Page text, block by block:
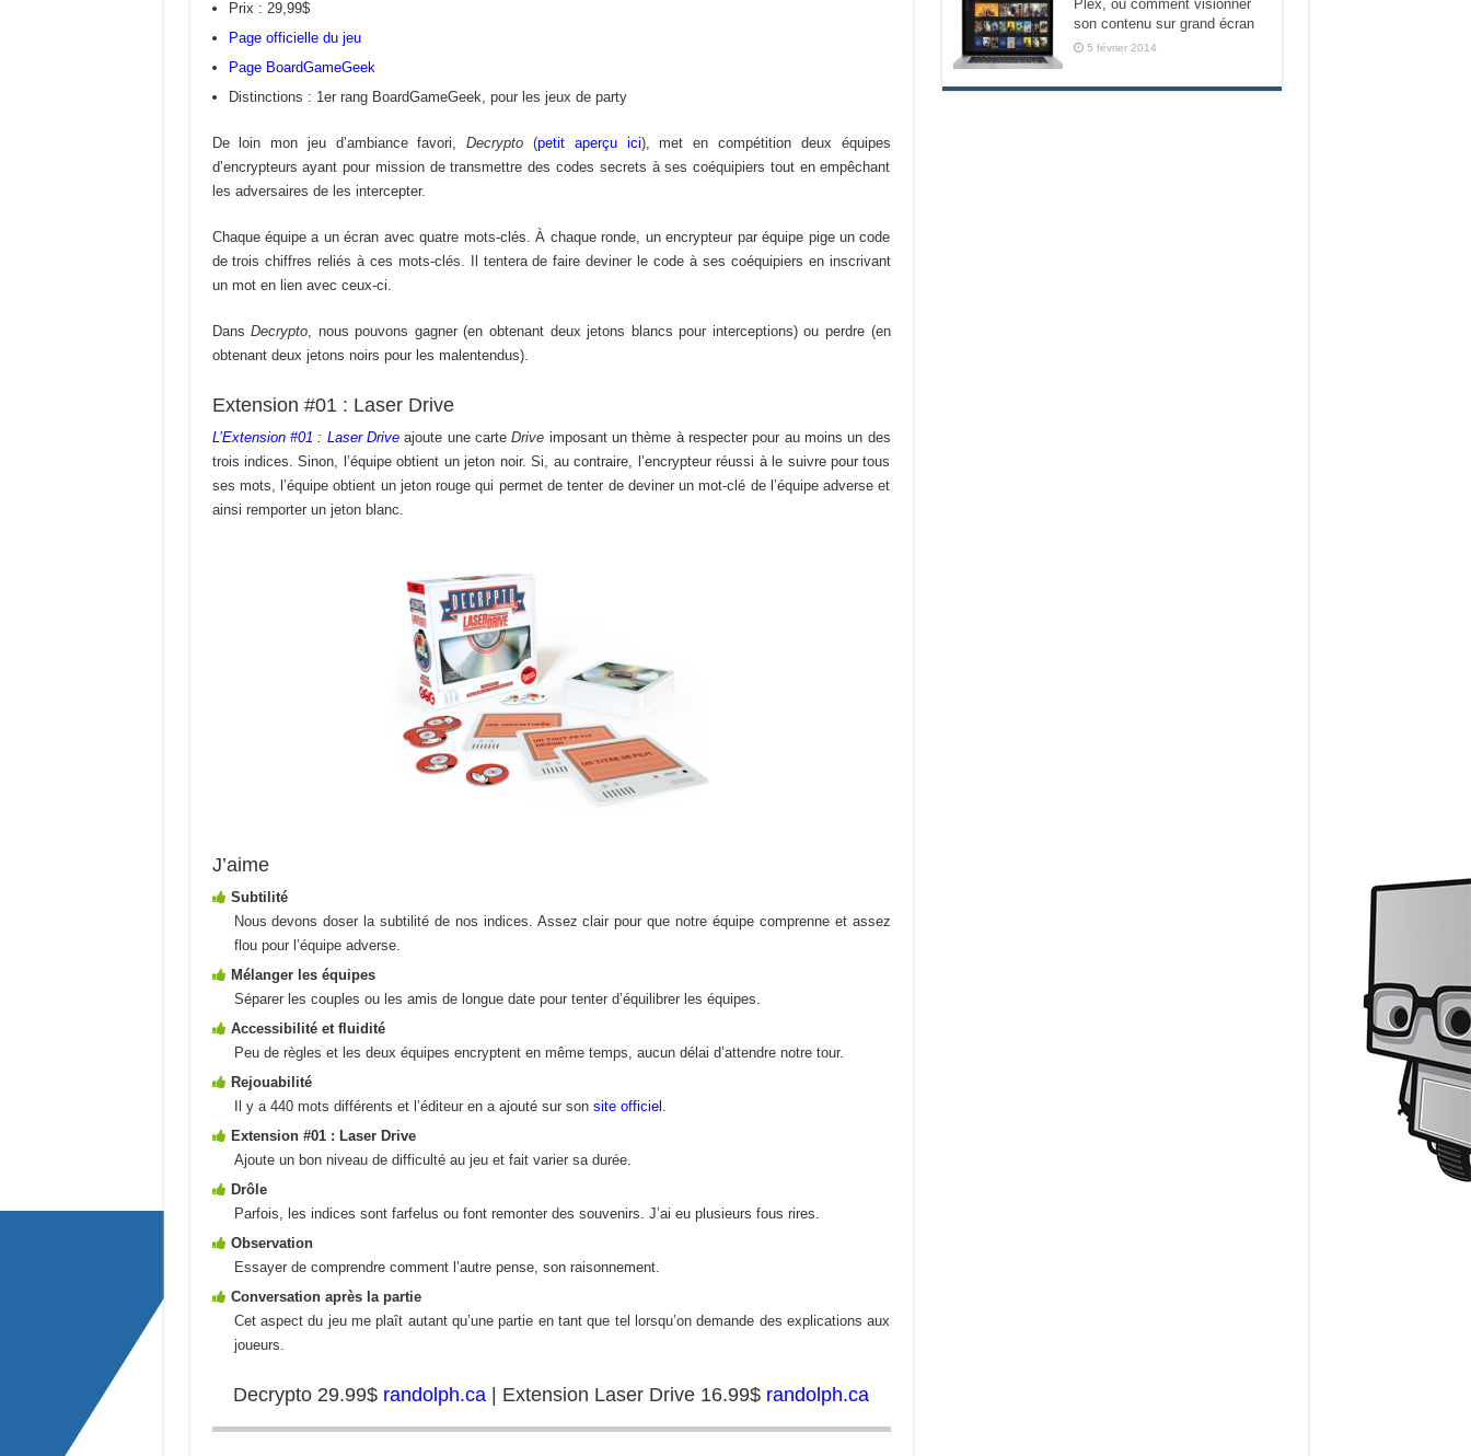
Prix : 29,99$
Page officielle du jeu
Page BoardGameGeek
Distinctions : 1er rang BoardGameGeek, pour les jeux de party
De loin mon jeu d’ambiance favori,Decrypto(petit aperçu ici), met en compétition deux équipes
d’encrypteurs ayant pour mission de transmettre des codes secrets à ses coéquipiers tout en empêchant
les adversaires de les intercepter.
Chaque équipe a un écran avec quatre mots-clés. À chaque ronde, un encrypteur par équipe pige un code
de trois chiffres reliés à ces mots-clés. Il tentera de faire deviner le code à ses coéquipiers en inscrivant
un mot en lien avec ceux-ci.
DansDecrypto, nous pouvons gagner (en obtenant deux jetons blancs pour interceptions) ou perdre (en
obtenant deux jetons noirs pour les malentendus).
Extension #01 : Laser Drive
L’Extension #01 : Laser Driveajoute une carteDrive imposant un thème à respecter pour au moins un des
trois indices. Sinon, l’équipe obtient un jeton noir. Si, au contraire, l’encrypteur réussi à le suivre pour tous
ses mots, l’équipe obtient un jeton rouge qui permet de tenter de deviner un mot-clé de l’équipe adverse et
ainsi remporter un jeton blanc.
J’aime
Subtilité
Nous devons doser la subtilité de nos indices. Assez clair pour que notre équipe comprenne et assez
flou pour l’équipe adverse.
Mélanger les équipes
Séparer les couples ou les amis de longue date pour tenter d’équilibrer les équipes.
Accessibilité et fluidité
Peu de règles et les deux équipes encryptent en même temps, aucun délai d’attendre notre tour.
Rejouabilité
Il y a 440 mots différents et l’éditeur en a ajouté sur son site officiel .
Extension #01 : Laser Drive
Ajoute un bon niveau de difficulté au jeu et fait varier sa durée.
Drôle
Parfois, les indices sont farfelus ou font remonter des souvenirs. J’ai eu plusieurs fous rires.
Observation
Essayer de comprendre comment l’autre pense, son raisonnement.
Conversation après la partie
Cet aspect du jeu me plaît autant qu’une partie en tant que tel lorsqu’on demande des explications aux
joueurs.
Decrypto 29.99$ randolph.ca | Extension Laser Drive 16.99$ randolph.ca
Plex, ou comment visionner
son contenu sur grand écran
5 février 2014